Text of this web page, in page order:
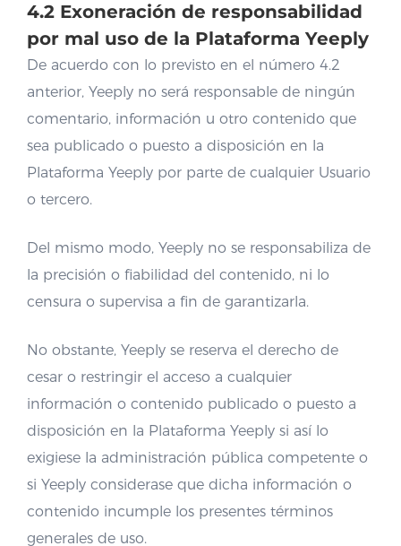
4.2 Exoneración de responsabilidad
por mal uso de la Plataforma Yeeply
De acuerdo con lo previsto en el número 4.2
anterior, Yeeply no será responsable de ningún
comentario, información u otro contenido que
sea publicado o puesto a disposición en la
Plataforma Yeeply por parte de cualquier Usuario
o tercero.
Del mismo modo, Yeeply no se responsabiliza de
la precisión o fiabilidad del contenido, ni lo
censura o supervisa a fin de garantizarla.
No obstante, Yeeply se reserva el derecho de
cesar o restringir el acceso a cualquier
información o contenido publicado o puesto a
disposición en la Plataforma Yeeply si así lo
exigiese la administración pública competente o
si Yeeply considerase que dicha información o
contenido incumple los presentes términos
generales de uso.